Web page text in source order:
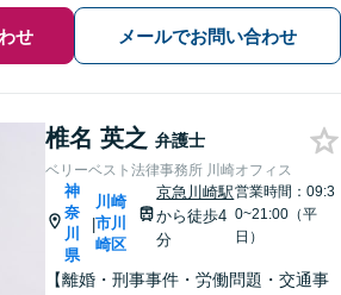
せ メールでお問い合わせ
椎名 英之 弁護士
ベリーベスト法律事務所 川崎オフィス
神
奈
川
県
|
川崎
市川
崎区
京急川崎駅
から徒歩4
分
営業時間：09:3
0~21:00（平
日）
【離婚・刑事事件・労働問題・交通事